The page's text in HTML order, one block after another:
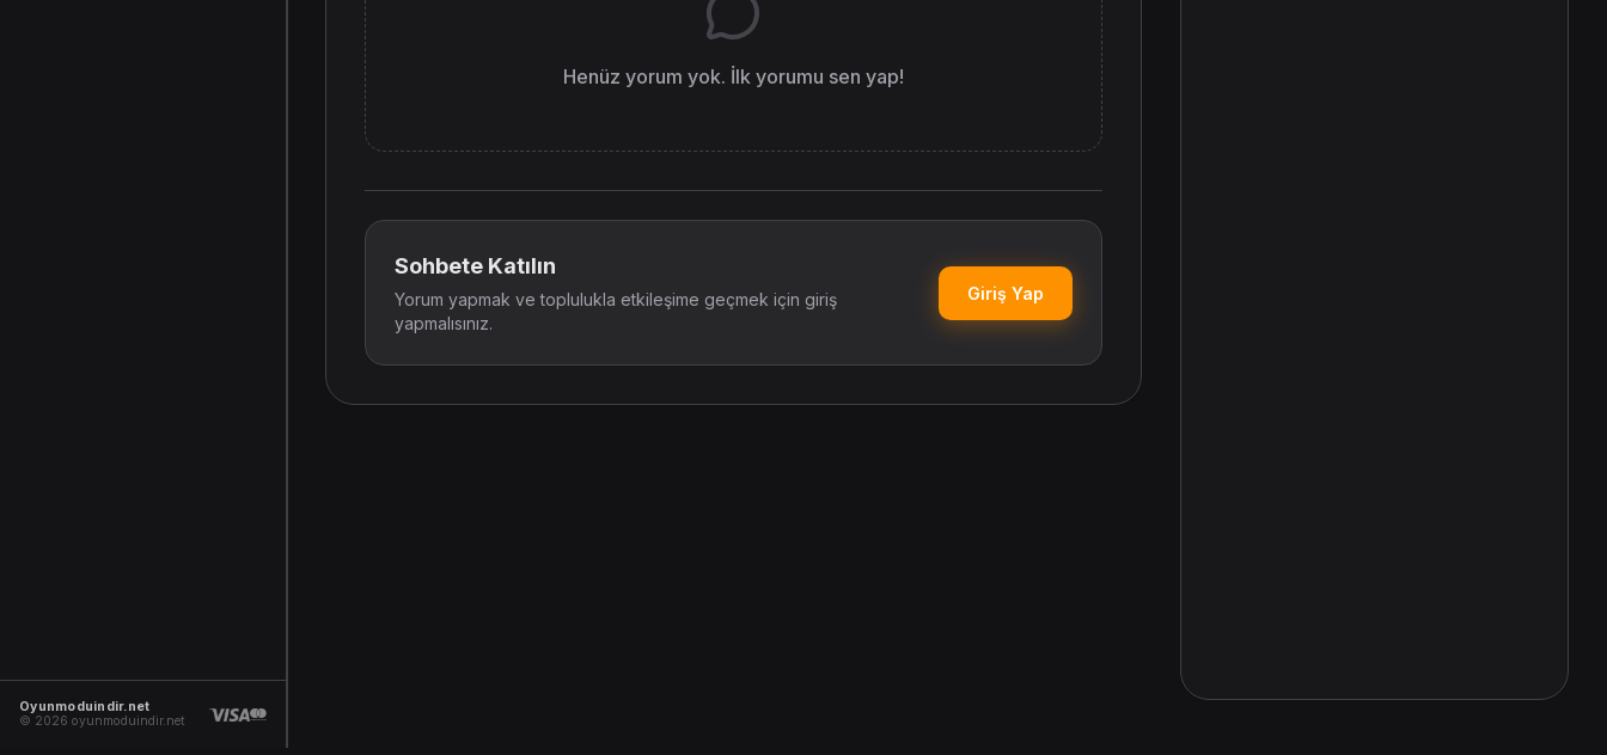
Oyunmoduindir.net
© 2026 oyunmoduindir.net
Henüz yorum yok. İlk yorumu sen yap!
Sohbete Katılın
Yorum yapmak ve toplulukla etkileşime geçmek için giriş
yapmalısınız.
Giriş Yap